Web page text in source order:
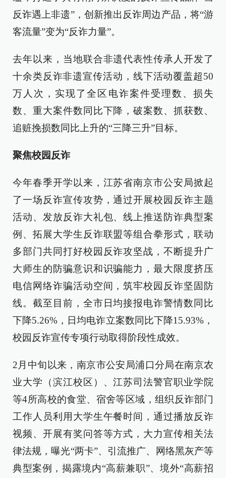
反诈遇上非遗”，创新推出反诈周边产品，将“游
客流量”变为“反诈力量”。
去年以来，当地联合非遗代表性传承人开发了
十余类反诈非遗宣传活动，线下活动覆盖超50
万人次，实现了全区电诈案件受理数、损失
数、重大案件数同比下降，破案数、抓获数、
追赃挽损数同比上升的“三降三升”目标。
聚焦校园反诈
今年春季开学以来，江苏省南京市公安局掀起
了一场反诈宣传攻势，通过开展校园反诈主题
活动、发放反诈大礼包、线上推送防诈典型案
例、拓展大学生反诈联盟等组合拳形式，联动
多部门共同打好校园反诈攻坚战，不断提升广
大师生的防骗意识和识骗能力，最大限度挤压
电信网络诈骗活动空间，筑牢校园反诈坚固防
线。截至目前，全市日均接报电诈警情数同比
下降5.26%，日均电诈立案数同比下降15.93%，
校园反诈宣传专项行动取得阶段性成效。
2月中旬以来，南京市公安局浦口分局在南京农
业大学（滨江校区）、江苏司法警官职业学院
等4所高校的食堂、宿舍等区域，组织反诈部门
工作人员利用大学生午餐时间，通过播放反诈
视频、开展有奖问答等方式，大力宣传相关法
律法规，曝光“两卡”、引流推广、网络黑灰产等
典型案例，揭露境内“高薪兼职”、境外“高薪招